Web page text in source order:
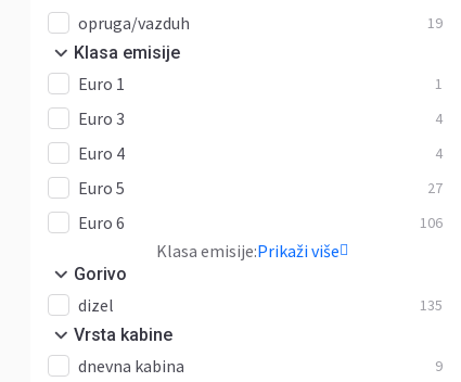
opruga/vazduh 19
Klasa emisije
Euro 1 1
Euro 3 4
Euro 4 4
Euro 5 27
Euro 6 106
Klasa emisije:Prikaži više
Gorivo
dizel 135
Vrsta kabine
dnevna kabina 9